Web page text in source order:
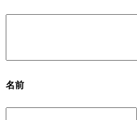
名前